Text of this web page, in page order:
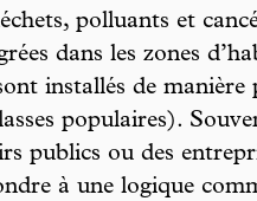
polluants et
dans les zones
installés de
populaires).
publics ou des
à une logique